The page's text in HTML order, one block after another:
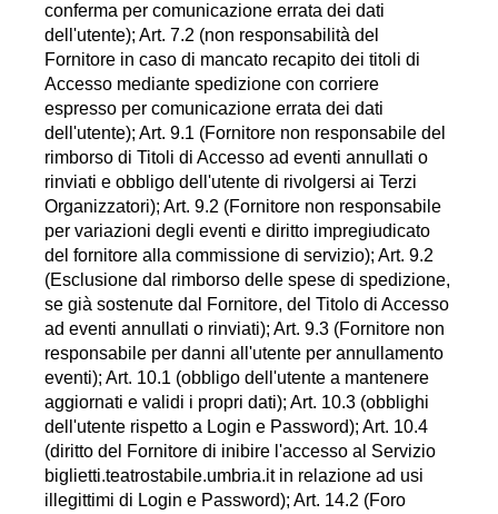
conferma per comunicazione errata dei dati
dell'utente); Art. 7.2 (non responsabilità del
Fornitore in caso di mancato recapito dei titoli di
Accesso mediante spedizione con corriere
espresso per comunicazione errata dei dati
dell'utente); Art. 9.1 (Fornitore non responsabile del
rimborso di Titoli di Accesso ad eventi annullati o
rinviati e obbligo dell'utente di rivolgersi ai Terzi
Organizzatori); Art. 9.2 (Fornitore non responsabile
per variazioni degli eventi e diritto impregiudicato
del fornitore alla commissione di servizio); Art. 9.2
(Esclusione dal rimborso delle spese di spedizione,
se già sostenute dal Fornitore, del Titolo di Accesso
ad eventi annullati o rinviati); Art. 9.3 (Fornitore non
responsabile per danni all'utente per annullamento
eventi); Art. 10.1 (obbligo dell'utente a mantenere
aggiornati e validi i propri dati); Art. 10.3 (obblighi
dell'utente rispetto a Login e Password); Art. 10.4
(diritto del Fornitore di inibire l'accesso al Servizio
biglietti.teatrostabile.umbria.it in relazione ad usi
illegittimi di Login e Password); Art. 14.2 (Foro